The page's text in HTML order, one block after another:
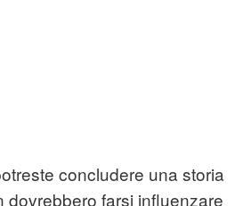
concludere una storia
dovrebbero farsi influenzare